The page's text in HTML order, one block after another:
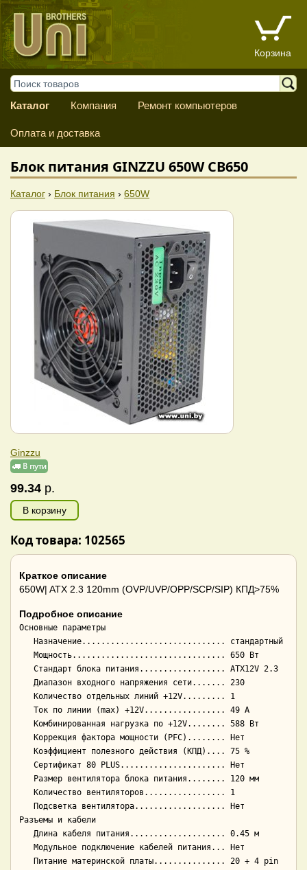
Корзина
Каталог Компания Ремонт компьютеров
Оплата и доставка
Блок питания GINZZU 650W CB650
Каталог › Блок питания › 650W
Ginzzu
99.34 р.
В корзину
Код товара: 102565
Краткое описание
650W| ATX 2.3 120mm (OVP/UVP/OPP/SCP/SIP) КПД>75%
Подробное описание
Основные параметры
Разъемы и кабели